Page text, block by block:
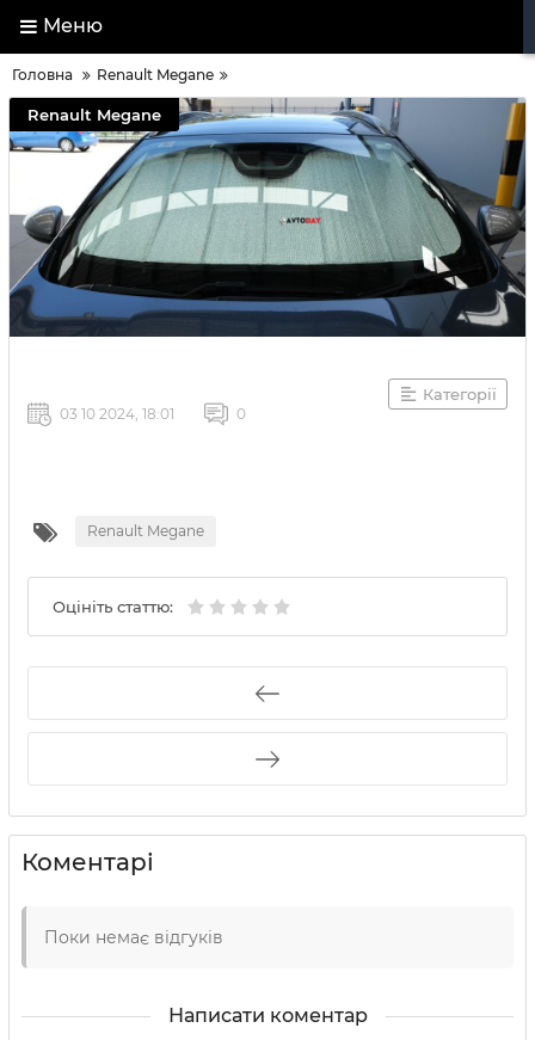
Меню
Головна Renault Megane
Renault Megane
Категорії
03 10 2024, 18:01 0
Renault Megane
Оцініть статтю:
Коментарі
Поки немає відгуків
Написати коментар